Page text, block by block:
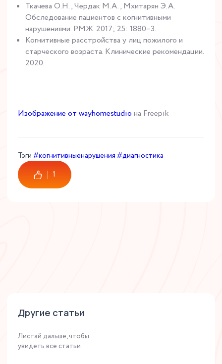
Ткачева О.Н., Чердак М.А., Мхитарян Э.А.
Обследование пациентов с когнитивными
нарушениями. РМЖ. 2017; 25: 1880–3.
Когнитивные расстройства у лиц пожилого и
старческого возраста. Клинические рекомендации.
2020.
Изображение от wayhomestudio на Freepik
Тэги #когнитивныенарушения #диагностика
1
Другие статьи
Листай дальше, чтобы
увидеть все статьи